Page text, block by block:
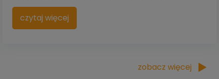
czytaj więcej
zobacz więcej